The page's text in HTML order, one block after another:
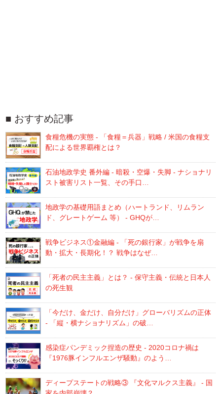
おすすめ記事
食糧危機の実態 - 「食糧＝兵器」戦略 / 米国の食糧支
配による世界覇権とは？
石油地政学史 番外編 - 暗殺・空爆・失脚 - ナショナリ
スト被害リスト一覧、その手口…
地政学の基礎用語まとめ（ハートランド、リムラン
ド、グレートゲーム 等） - GHQが…
戦争ビジネス①金融編 - 「死の銀行家」が戦争を扇
動・拡大・長期化！？ 戦争はなぜ…
「死者の民主主義」とは？ - 保守主義・伝統と日本人
の死生観
「今だけ、金だけ、自分だけ」グローバリズムの正体
- 「縦・横ナショナリズム」の破…
感染症パンデミック捏造の歴史 - 2020コロナ禍は
『1976豚インフルエンザ騒動』のよう…
ディープステートの戦略③ 『文化マルクス主義』 - 国